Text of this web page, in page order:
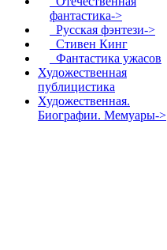
фантастика->
Русская фэнтези->
Стивен Кинг
Фантастика ужасов
Художественная
публицистика
Художественная.
Биографии. Мемуары->